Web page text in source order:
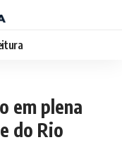
em plena
do Rio